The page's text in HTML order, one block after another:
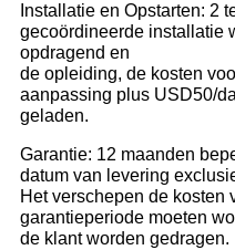
Installatie en Opstarten: 2
gecoördineerde installatie
opdragend en
de opleiding, de kosten
aanpassing plus USD50/
geladen.
Garantie: 12 maanden
datum van levering
Het verschepen de kosten
garantieperiode moeten
de klant worden gedragen.